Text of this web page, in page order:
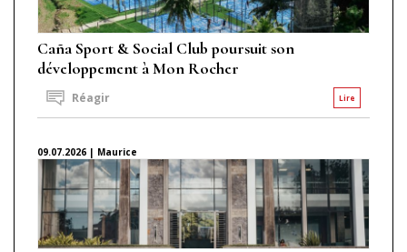
Caña Sport & Social Club poursuit son
développement à Mon Rocher
Lire
Réagir
09.07.2026 | Maurice